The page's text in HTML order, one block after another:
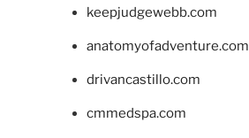
keepjudgewebb.com
anatomyofadventure.com
drivancastillo.com
cmmedspa.com